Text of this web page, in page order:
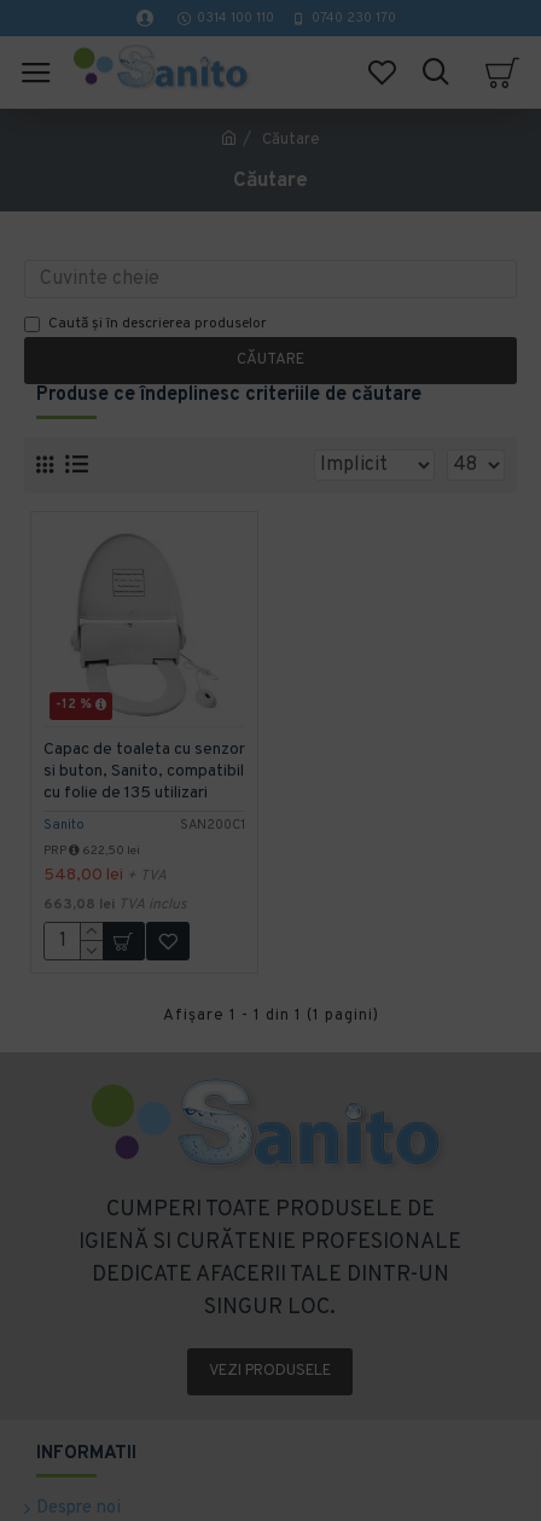
0314 100 110 0740 230 170
Căutare
Căutare
Caută și în descrierea produselor
CĂUTARE
Produse ce îndeplinesc criteriile de căutare
-12 %
Sanito SAN200C1
Capac de toaleta cu senzor
si buton, Sanito, compatibil
cu folie de 135 utilizari
PRP 622,50 lei
548,00 lei + TVA
663,08 lei TVA inclus
Afişare 1 - 1 din 1 (1 pagini)
CUMPERI TOATE PRODUSELE DE
IGIENĂ SI CURĂTENIE PROFESIONALE
DEDICATE AFACERII TALE DINTR-UN
SINGUR LOC.
VEZI PRODUSELE
INFORMATII
Despre noi